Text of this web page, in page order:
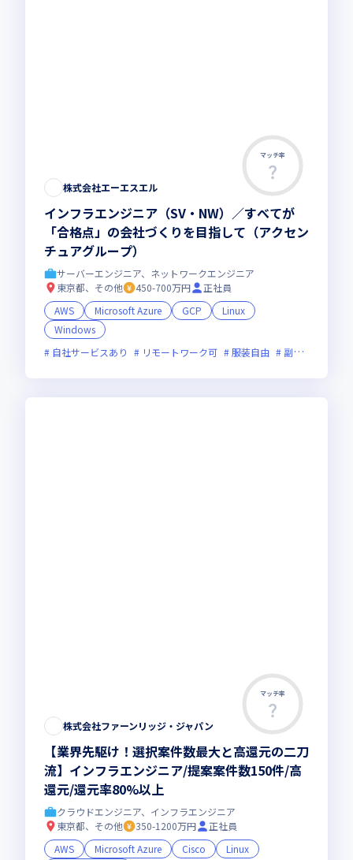
マッチ率
株式会社エーエスエル
インフラエンジニア（SV・NW）／すべてが
「合格点」の会社づくりを目指して（アクセン
チュアグループ）
サーバーエンジニア、ネットワークエンジニア
東京都、その他
450-700万円
正社員
AWS
Microsoft Azure GCP
Linux
Windows
自社サービスあり
リモートワーク可 服装自由 副業可
マッチ率
株式会社ファーンリッジ・ジャパン
【業界先駆け！選択案件数最大と高還元の二刀
流】インフラエンジニア/提案案件数150件/高
還元/還元率80%以上
クラウドエンジニア、インフラエンジニア
東京都、その他
350-1200万円
正社員
AWS
Microsoft Azure Cisco
Linux